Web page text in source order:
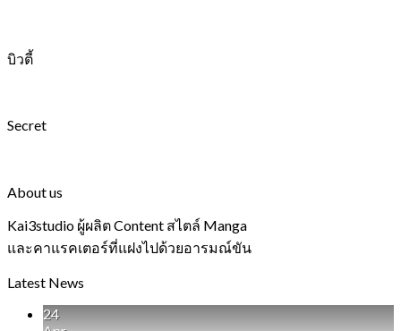
บิวตี้
Secret
About us
Kai3studio ผู้ผลิต Content สไตล์ Manga
และคาแรคเตอร์ที่แฝงไปด้วยอารมณ์ขัน
Latest News
24